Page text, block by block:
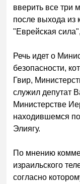
вверить все три
после выхода из
"Еврейская
Речь идет о
безопасности,
Гвир,
служил депутат
Министерстве
находившемся
Элиягу.
По мнению
израильского
согласно